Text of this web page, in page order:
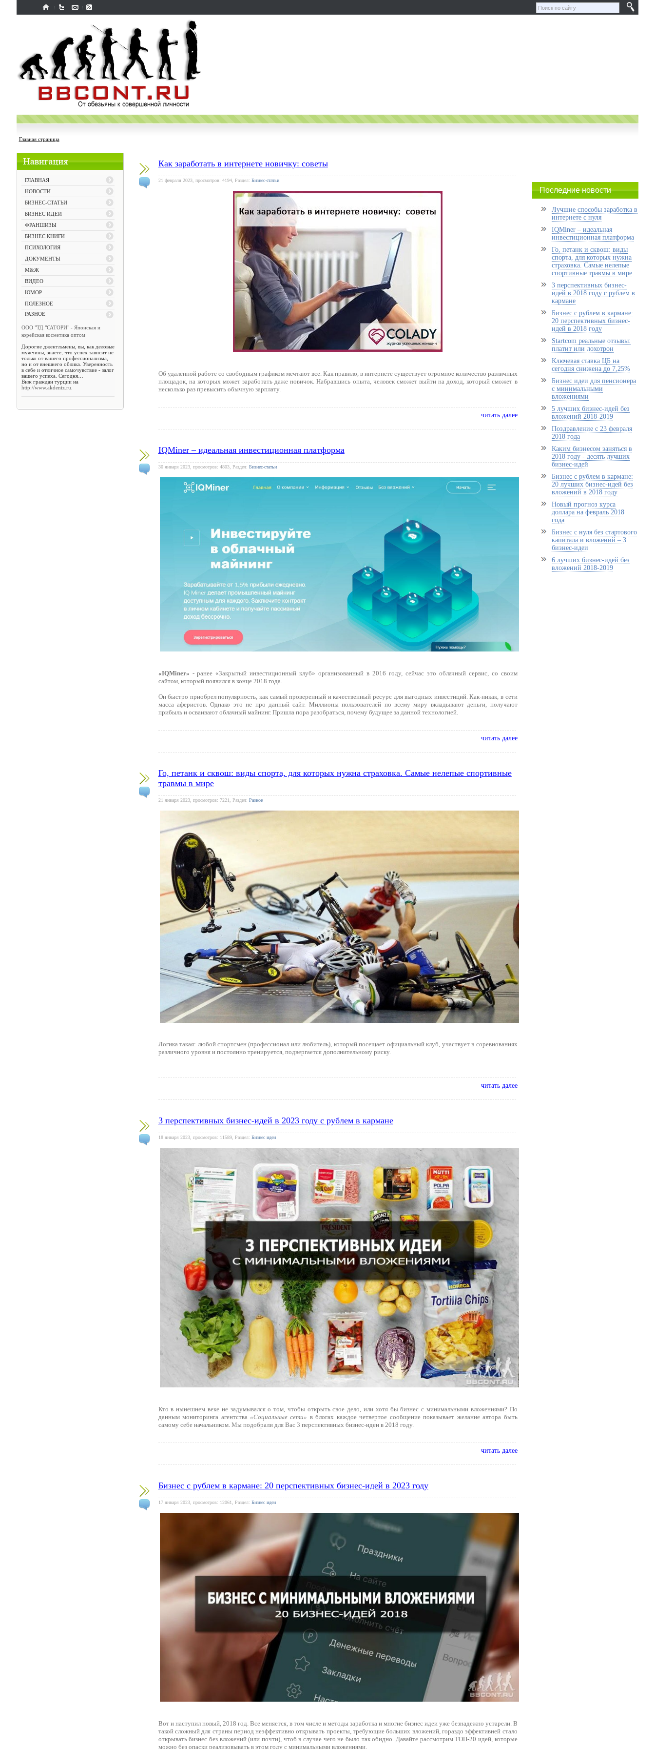
Главная страница
ГЛАВНАЯ
НОВОСТИ
БИЗНЕС-СТАТЬИ
БИЗНЕС ИДЕИ
ФРАНШИЗЫ
БИЗНЕС КНИГИ
ПСИХОЛОГИЯ
ДОКУМЕНТЫ
М&Ж
ВИДЕО
ЮМОР
ПОЛЕЗНОЕ
РАЗНОЕ
ООО "ТД "САТОРИ" - Японская и
корейская косметика оптом
Дорогие джентльмены, вы, как деловые
мужчины, знаете, что успех зависит не
только от вашего профессионализма,
но и от внешнего облика. Уверенность
в себе и отличное самочувствие - залог
вашего успеха. Сегодня…
Внж граждан турции на
http://www.akdeniz.ru
Как заработать в интернете новичку: советы
21 февраля 2023, просмотров: 4194, Раздел: Бизнес-статьи
Об удаленной работе со свободным графиком мечтают все. Как правило, в интернете существует огромное количество различных
площадок, на которых может заработать даже новичок. Набравшись опыта, человек сможет выйти на доход, который сможет в
несколько раз превысить обычную зарплату.
читать далее
IQMiner – идеальная инвестиционная платформа
30 января 2023, просмотров: 4803, Раздел: Бизнес-статьи
«IQMiner» - ранее «Закрытый инвестиционный клуб» организованный в 2016 году, сейчас это облачный сервис, со своим
сайтом, который появился в конце 2018 года.
Он быстро приобрел популярность, как самый проверенный и качественный ресурс для выгодных инвестиций. Как-никак, в сети
масса аферистов. Однако это не про данный сайт. Миллионы пользователей по всему миру вкладывают деньги, получают
прибыль и осваивают облачный майнинг. Пришла пора разобраться, почему будущее за данной технологией.
читать далее
Го, петанк и сквош: виды спорта, для которых нужна страховка. Самые нелепые спортивные
травмы в мире
21 января 2023, просмотров: 7221, Раздел: Разное
Логика такая: любой спортсмен (профессионал или любитель), который посещает официальный клуб, участвует в соревнованиях
различного уровня и постоянно тренируется, подвергается дополнительному риску.
читать далее
3 перспективных бизнес-идей в 2023 году с рублем в кармане
18 января 2023, просмотров: 11589, Раздел: Бизнес идеи
Кто в нынешнем веке не задумывался о том, чтобы открыть свое дело, или хотя бы бизнес с минимальными вложениями? По
данным мониторинга агентства «Социальные сети» в блогах каждое четвертое сообщение показывает желание автора быть
самому себе начальником. Мы подобрали для Вас 3 перспективных бизнес-идеи в 2018 году.
читать далее
Бизнес с рублем в кармане: 20 перспективных бизнес-идей в 2023 году
17 января 2023, просмотров: 12061, Раздел: Бизнес идеи
Вот и наступил новый, 2018 год. Все меняется, в том числе и методы заработка и многие бизнес идеи уже безнадежно устарели. В
такой сложный для страны период неэффективно открывать проекты, требующие больших вложений, гораздо эффективней стало
открывать бизнес без вложений (или почти), чтоб в случае чего не было так обидно. Давайте рассмотрим ТОП-20 идей, которые
можно без опаски реализовывать в этом году с минимальными вложениями.
Последние новости
Лучшие способы заработка в
интернете с нуля
IQMiner – идеальная
инвестиционная платформа
Го, петанк и сквош: виды
спорта, для которых нужна
страховка. Самые нелепые
спортивные травмы в мире
3 перспективных бизнес-
идей в 2018 году с рублем в
кармане
Бизнес с рублем в кармане:
20 перспективных бизнес-
идей в 2018 году
Startcom реальные отзывы:
платит или лохотрон
Ключевая ставка ЦБ на
сегодня снижена до 7,25%
Бизнес идеи для пенсионера
с минимальными
вложениями
5 лучших бизнес-идей без
вложений 2018-2019
Поздравление с 23 февраля
2018 года
Каким бизнесом заняться в
2018 году - десять лучших
бизнес-идей
Бизнес с рублем в кармане:
20 лучших бизнес-идей без
вложений в 2018 году
Новый прогноз курса
доллара на февраль 2018
года
Бизнес с нуля без стартового
капитала и вложений – 3
бизнес-идеи
6 лучших бизнес-идей без
вложений 2018-2019